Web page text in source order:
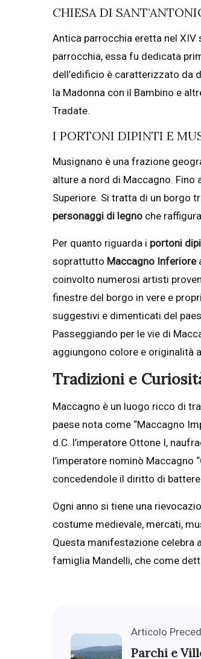
CHIESA DI
Antica parrocchia eretta nel XIV
parrocchia, essa fu dedicata
dell’edificio è caratterizzato da
la Madonna con il Bambino e
Tradate.
I PORTONI DIPINTI E
Musignano è una frazione
alture a nord di Maccagno. Fino
Superiore. Si tratta di un borgo
personaggi di legno che
Per quanto riguarda i portoni
soprattutto Maccagno Inferiore
coinvolto numerosi artisti
finestre del borgo in vere e
suggestivi e dimenticati del
Passeggiando per le vie di
aggiungono colore e originalità
Tradizioni e
Maccagno è un luogo ricco di
paese nota come “Maccagno
d.C. l’imperatore Ottone I,
l’imperatore nominò Maccagno
concedendole il diritto di
Ogni anno si tiene una
costume medievale, mercati,
Questa manifestazione celebra
famiglia Mandelli, che come
Articolo
Parchi e